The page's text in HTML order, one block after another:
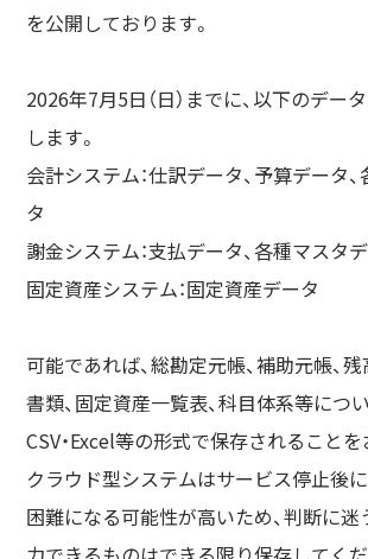
を公開しております。
2026年7月5日（日）までに、以下のデー
します。
会計システム：仕訳データ、予算データ
タ
謝金システム：支払データ、各種マスタ
固定資産システム：固定資産データ
可能であれば、総勘定元帳、補助元帳、
書類、固定資産一覧表、科目体系等につい
CSV・Excel等の形式で保存されることを
クラウド型システムはサービス停止後
困難になる可能性が高いため、判断に迷